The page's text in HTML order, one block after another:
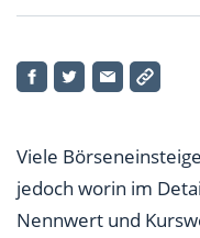
berechnet?
Was ist der
Kurswert?
Viele
jedoch worin im
Nennwert und